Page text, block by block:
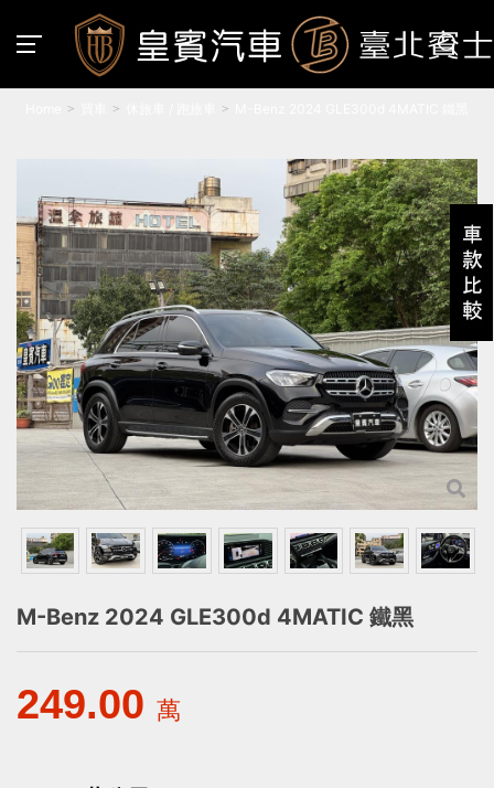
M-Benz 2024 GLE300d 4MATIC 鐵黑
249.00 萬